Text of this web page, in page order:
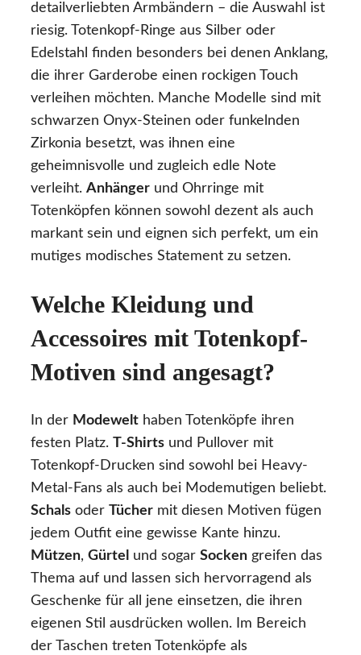
detailverliebten Armbändern – die Auswahl ist
riesig. Totenkopf-Ringe aus Silber oder
Edelstahl finden besonders bei denen Anklang,
die ihrer Garderobe einen rockigen Touch
verleihen möchten. Manche Modelle sind mit
schwarzen Onyx-Steinen oder funkelnden
Zirkonia besetzt, was ihnen eine
geheimnisvolle und zugleich edle Note
verleiht. Anhänger und Ohrringe mit
Totenköpfen können sowohl dezent als auch
markant sein und eignen sich perfekt, um ein
mutiges modisches Statement zu setzen.
Welche Kleidung und
Accessoires mit Totenkopf-
Motiven sind angesagt?
In der Modewelt haben Totenköpfe ihren
festen Platz. T-Shirts und Pullover mit
Totenkopf-Drucken sind sowohl bei Heavy-
Metal-Fans als auch bei Modemutigen beliebt.
Schals oder Tücher mit diesen Motiven fügen
jedem Outfit eine gewisse Kante hinzu.
Mützen, Gürtel und sogar Socken greifen das
Thema auf und lassen sich hervorragend als
Geschenke für all jene einsetzen, die ihren
eigenen Stil ausdrücken wollen. Im Bereich
der Taschen treten Totenköpfe als